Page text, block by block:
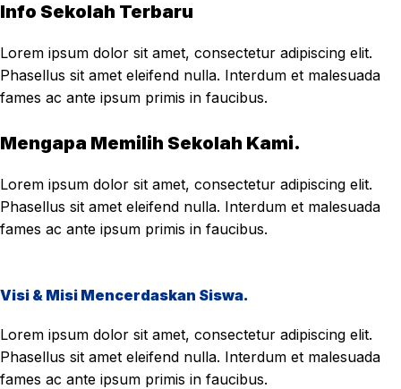
Info Sekolah Terbaru
Lorem ipsum dolor sit amet, consectetur adipiscing elit.
Phasellus sit amet eleifend nulla. Interdum et malesuada
fames ac ante ipsum primis in faucibus.
Mengapa Memilih Sekolah Kami.
Lorem ipsum dolor sit amet, consectetur adipiscing elit.
Phasellus sit amet eleifend nulla. Interdum et malesuada
fames ac ante ipsum primis in faucibus.
Visi & Misi Mencerdaskan Siswa.
Lorem ipsum dolor sit amet, consectetur adipiscing elit.
Phasellus sit amet eleifend nulla. Interdum et malesuada
fames ac ante ipsum primis in faucibus.